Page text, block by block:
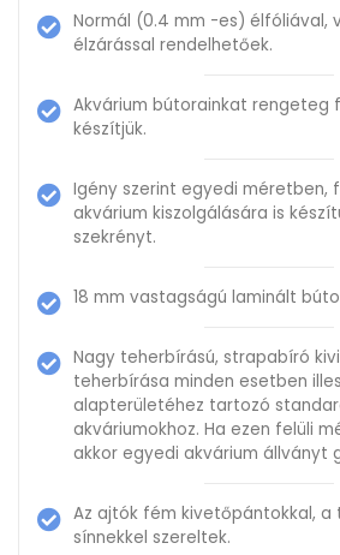
Normál (0.4 mm -es) élfóliával,
élzárással rendelhetőek.
Akvárium bútorainkat rengeteg
készítjük.
Igény szerint egyedi méretben,
akvárium kiszolgálására is
szekrényt.
18 mm vastagságú laminált
Nagy teherbírású, strapabíró
teherbírása minden esetben
alapterületéhez tartozó
akváriumokhoz. Ha ezen felüli
akkor egyedi akvárium állványt
Az ajtók fém kivetőpántokkal,
sínnekkel szereltek.